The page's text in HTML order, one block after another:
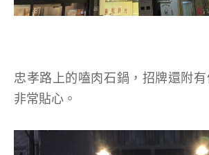
忠孝路上的嗑肉石鍋，招牌還附
非常貼心。